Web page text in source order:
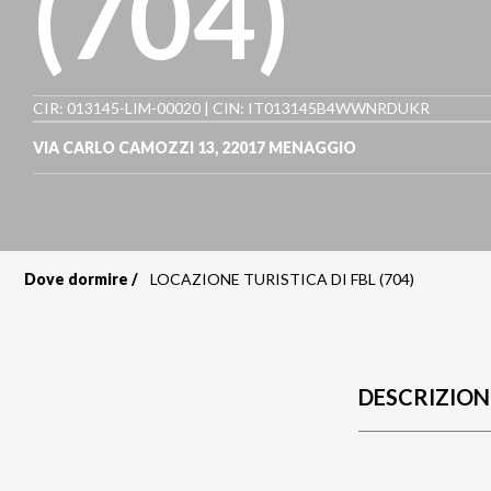
CIR: 013145-LIM-00020 | CIN: IT013145B4WWNRDUKR
VIA CARLO CAMOZZI 13, 22017 MENAGGIO
Dove dormire LOCAZIONE TURISTICA DI FBL (704)